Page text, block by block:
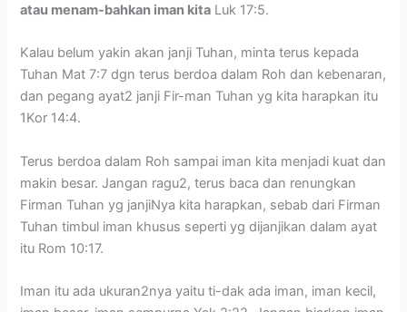
atau menam-bahkan iman kita Luk 17:5.
Kalau belum yakin akan janji Tuhan, minta terus kepada
Tuhan Mat 7:7 dgn terus berdoa dalam Roh dan kebenaran,
dan pegang ayat2 janji Fir-man Tuhan yg kita harapkan itu
1Kor 14:4.
Terus berdoa dalam Roh sampai iman kita menjadi kuat dan
makin besar. Jangan ragu2, terus baca dan renungkan
Firman Tuhan yg janjiNya kita harapkan, sebab dari Firman
Tuhan timbul iman khusus seperti yg dijanjikan dalam ayat
itu Rom 10:17.
Iman itu ada ukuran2nya yaitu ti-dak ada iman, iman kecil,